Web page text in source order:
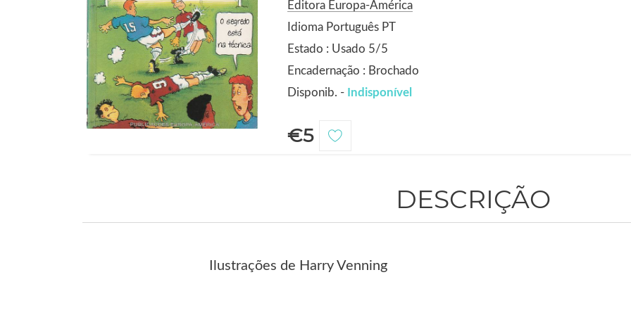
Editora Europa-América
Idioma Português PT
Estado : Usado 5/5
Encadernação : Brochado
Disponib. - Indisponível
€5
DESCRIÇÃO
Ilustrações de Harry Venning